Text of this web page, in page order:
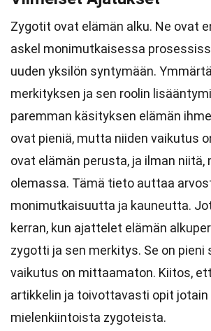
Zygotit ovat elämän alku. Ne ovat
askel monimutkaisessa
uuden yksilön syntymään.
merkityksen ja sen roolin
paremman käsityksen elämän
ovat pieniä, mutta niiden vaikutus
ovat elämän perusta, ja ilman niitä,
olemassa. Tämä tieto auttaa
monimutkaisuutta ja kauneutta.
kerran, kun ajattelet elämän
zygotti ja sen merkitys. Se on pieni
vaikutus on mittaamaton. Kiitos,
artikkelin ja toivottavasti opit jotain
mielenkiintoista zygoteista.